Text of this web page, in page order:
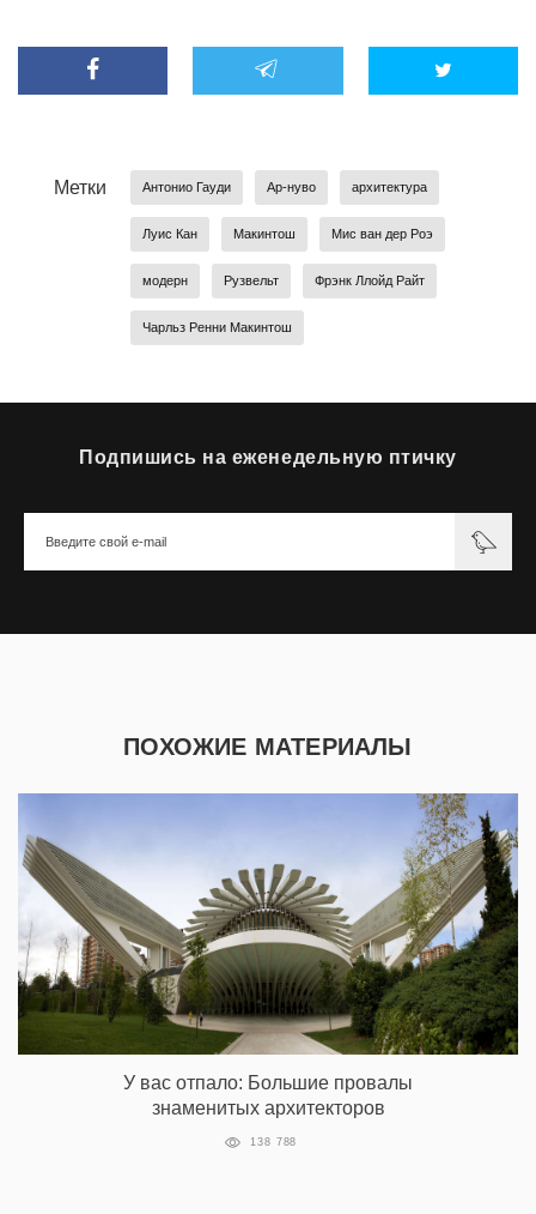
Метки Антонио Гауди Ар-нуво архитектура
Луис Кан Макинтош Мис ван дер Роэ
модерн Рузвельт Фрэнк Ллойд Райт
Чарльз Ренни Макинтош
Подпишись на еженедельную птичку
ПОХОЖИЕ МАТЕРИАЛЫ
У вас отпало: Большие провалы
знаменитых архитекторов
138 788